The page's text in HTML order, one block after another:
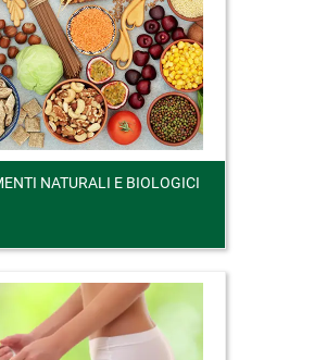
NATURALI E BIOLOGICI